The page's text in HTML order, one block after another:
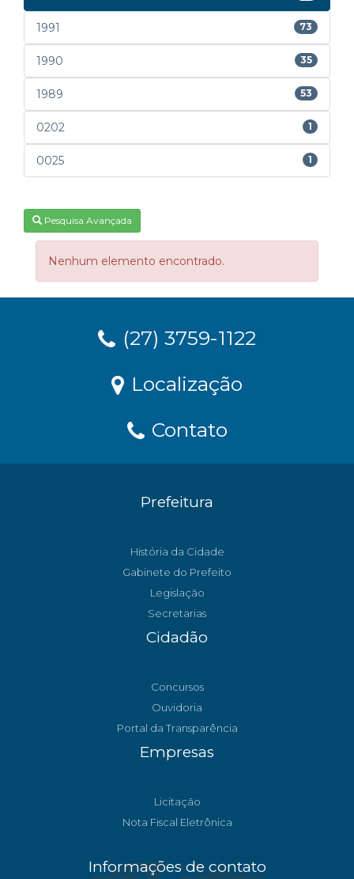
1991 73
1990 35
1989 53
0202 1
0025 1
Pesquisa Avançada
Nenhum elemento encontrado.
(27) 3759-1122
Localização
Contato
Prefeitura
História da Cidade
Gabinete do Prefeito
Legislação
Secretarias
Cidadão
Concursos
Ouvidoria
Portal da Transparência
Empresas
Licitação
Nota Fiscal Eletrônica
Informações de contato